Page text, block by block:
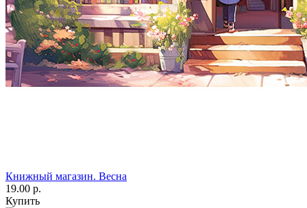
Книжный магазин. Весна
19.00 р.
Купить